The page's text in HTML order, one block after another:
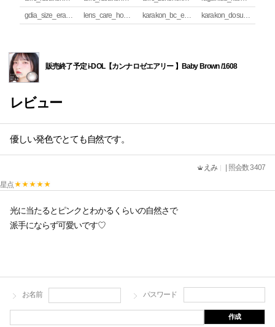
gdia_size_erabikata
lens_care_houhou karakon_bc_erabikata karakon_dosuu_erabikata
販売終了予定 i-DOL【カンナロゼエアリー 】Baby Brown /1608
レビュー
優しい発色でとても自然です。
えみ
| 照会数 3407
星点
光に当たるとピンクとわかるくらいの自然さで
派手にならず可愛いです♡
お名前 パスワード
作成